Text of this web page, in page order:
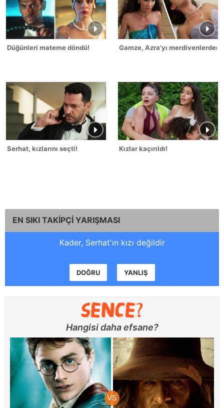
Düğünleri mateme döndü! Gamze, Azra'yı merdivenlerden
Serhat, kızlarını seçti! Kızlar kaçırıldı!
EN SIKI TAKİPÇİ YARIŞMASI
Kader, Serhat'ın kızı değildir
DOĞRU YANLIŞ
Hangisi daha efsane?